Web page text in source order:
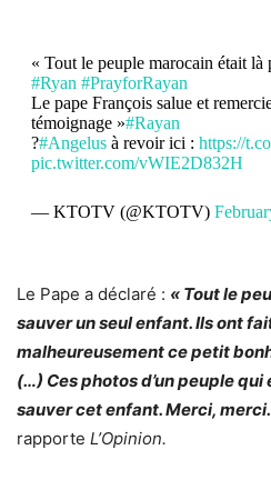
« Tout le peuple marocain était là
#Ryan #PrayforRayan
Le pape François salue et
témoignage »#Rayan
?#Angelusà revoir ici : https://
pic.twitter.com/vWIE2D832H
— KTOTV (@KTOTV)
Le Pape a déclaré : « Tout le
sauver un seul enfant. Ils ont
malheureusement ce petit
(…) Ces photos d’un peuple
sauver cet enfant. Merci,
rapporte L’Opinion.